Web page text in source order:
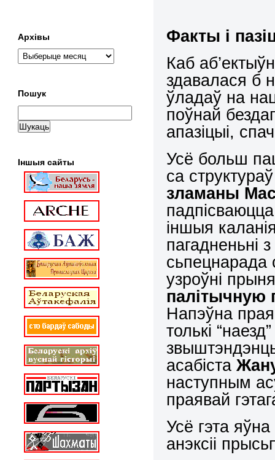
Факты і
Каб
здавалася б
ўладаў на
поўнай
апазіцыі,
Усё больш
са
зламаны
іншыя
сьпецнарада
узроўні
палітычную
Напэўна
толькі
асабіста
наступным
праявай
Усё гэта
анэксіі
Архівы
Пошук
Іншыя сайты